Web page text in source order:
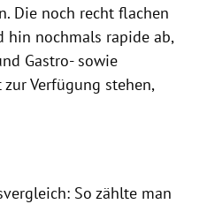
Die noch recht flachen
hin nochmals rapide ab,
Gastro- sowie
Verfügung stehen,
So zählte man